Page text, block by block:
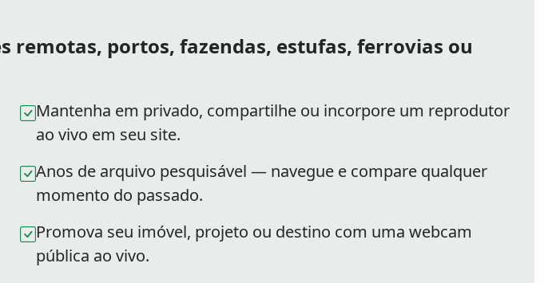
portos, fazendas, estufas, ferrovias ou
Mantenha em privado, compartilhe ou incorpore um reprodutor
ao vivo em seu site.
Anos de arquivo pesquisável — navegue e compare qualquer
momento do passado.
Promova seu imóvel, projeto ou destino com uma webcam
pública ao vivo.